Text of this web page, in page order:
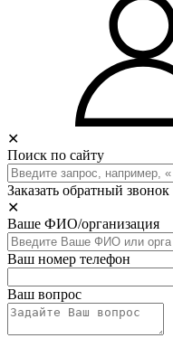
✕
Поиск по сайту
Заказать обратный звонок
✕
Ваше ФИО/организация
Ваш номер телефон
Ваш вопрос